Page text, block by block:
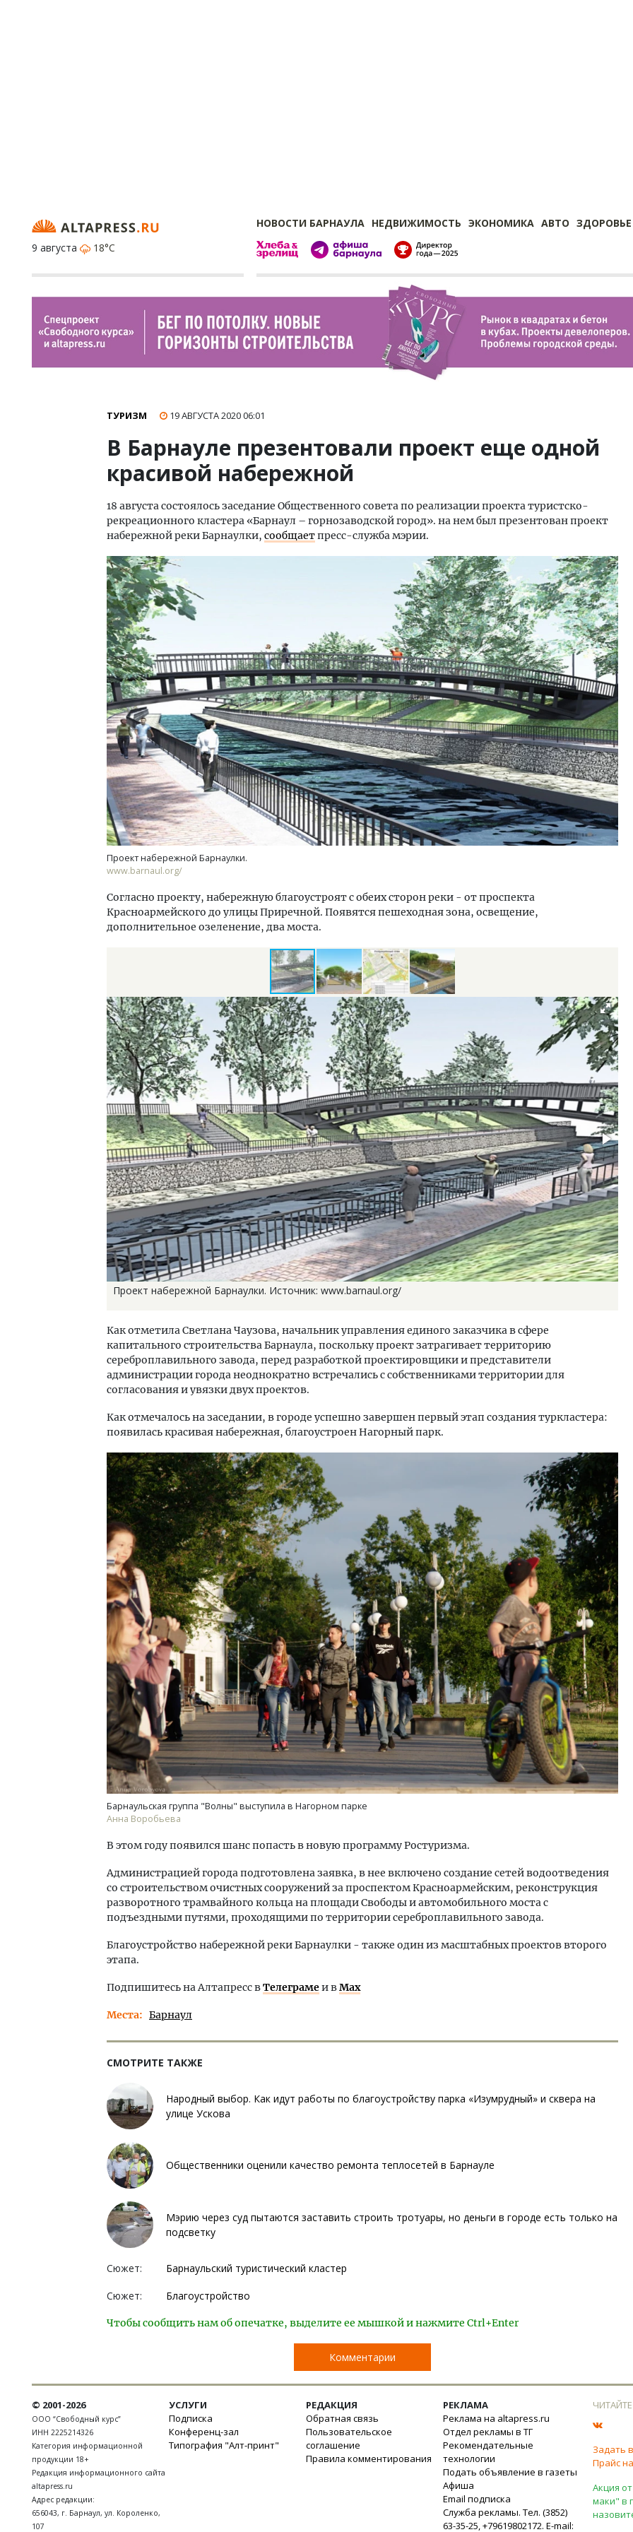
НОВОСТИ БАРНАУЛА НЕДВИЖИМОСТЬ ЭКОНОМИКА АВТО ЗДОРОВЬЕ
9 августа
18°C
ТУРИЗМ 19 АВГУСТА 202006:01
В Барнауле презентовали проект еще одной
красивой набережной
18 августа состоялось заседание Общественного совета по реализации проекта туристско-
рекреационного кластера «Барнаул – горнозаводской город». на нем был презентован проект
набережной реки Барнаулки, сообщаетпресс-служба мэрии.
Проект набережной Барнаулки.
www.barnaul.org/
Согласно проекту, набережную благоустроят с обеих сторон реки - от проспекта
Красноармейского до улицы Приречной. Появятся пешеходная зона, освещение,
дополнительное озеленение, два моста.
Проект набережной Барнаулки. Источник: www.barnaul.org/
Как отметила Светлана Чаузова, начальник управления единого заказчика в сфере
капитального строительства Барнаула, поскольку проект затрагивает территорию
сереброплавильного завода, перед разработкой проектировщики и представители
администрации города неоднократно встречались с собственниками территории для
согласования и увязки двух проектов.
Как отмечалось на заседании, в городе успешно завершен первый этап создания туркластера:
появилась красивая набережная, благоустроен Нагорный парк.
Барнаульская группа "Волны" выступила в Нагорном парке
Анна Воробьева
В этом году появился шанс попасть в новую программу Ростуризма.
Администрацией города подготовлена заявка, в нее включено создание сетей водоотведения
со строительством очистных сооружений за проспектом Красноармейским, реконструкция
разворотного трамвайного кольца на площади Свободы и автомобильного моста с
подъездными путями, проходящими по территории сереброплавильного завода.
Благоустройство набережной реки Барнаулки - также один из масштабных проектов второго
этапа.
Подпишитесь на Алтапресс вТелеграмеи вMax
Места Барнаул
СМОТРИТЕ ТАКЖЕ
Народный выбор. Как идут работы по благоустройству парка «Изумрудный» и сквера на
улице Ускова
Общественники оценили качество ремонта теплосетей в Барнауле
Мэрию через суд пытаются заставить строить тротуары, но деньги в городе есть только на
подсветку
Сюжет: Барнаульский туристический кластер
Сюжет: Благоустройство
Чтобы сообщить нам об опечатке, выделите ее мышкой и нажмите Ctrl+Enter
Комментарии
Смелость архитектурных идей.
Генеральный директор компании
ЗИАС — об эстетике городов,
трендах в фасадах и развитии рынка
СТРОИТЕЛЬСТВО
Архитектурный код начинается с
земли. Мощение крупноформатными
плитами становится новым
стандартом благоустройства
СТРОИТЕЛЬСТВО
Ищем новые берега.
«Жилищной инициативы»
Гатилов — о том, как
оставаться на плаву,
штормит
СТРОИТЕЛЬСТВО
© 2001-2026
ООО “Свободный курс”
ИНН 2225214326
Категория информационной
продукции 18+
Редакция информационного сайта
altapress.ru
Адрес редакции:
656043, г. Барнаул, ул. Короленко,
107
УСЛУГИ
Подписка
Конференц-зал
Типография "Алт-принт"
РЕДАКЦИЯ
Обратная связь
Пользовательское
соглашение
Правила комментирования
РЕКЛАМА
Реклама на altapress.ru
Отдел рекламы в ТГ
Рекомендательные
технологии
Подать объявление в газеты
Афиша
Email подписка
Служба рекламы. Тел. (3852)
63-35-25, +79619802172. E-mail:
Задать
Прайс
Акция
маки" в